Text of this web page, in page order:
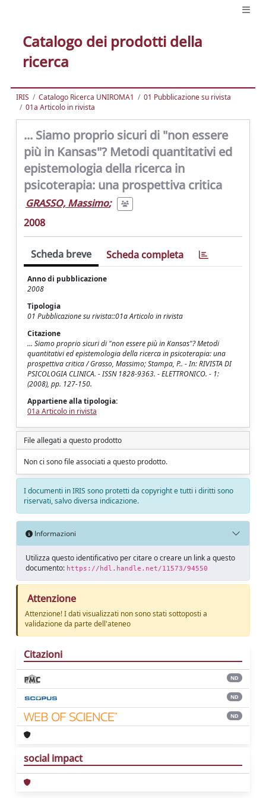
Catalogo dei prodotti della
ricerca
IRIS Catalogo Ricerca UNIROMA1
01 Pubblicazione su rivista
01a Articolo in rivista
... Siamo proprio sicuri di "non essere
più in Kansas"? Metodi quantitativi ed
epistemologia della ricerca in
psicoterapia: una prospettiva critica
GRASSO, Massimo;
2008
Scheda breve Scheda completa
Anno di pubblicazione
2008
Tipologia
01 Pubblicazione su rivista::01a Articolo in rivista
Citazione
... Siamo proprio sicuri di "non essere più in Kansas"? Metodi
quantitativi ed epistemologia della ricerca in psicoterapia: una
prospettiva critica / Grasso, Massimo; Stampa, P.. - In: RIVISTA DI
PSICOLOGIA CLINICA. - ISSN 1828-9363. - ELETTRONICO. - 1:
(2008), pp. 127-150.
Appartiene alla tipologia:
01a Articolo in rivista
File allegati a questo prodotto
Non ci sono file associati a questo prodotto.
I documenti in IRIS sono protetti da copyright e tutti i diritti sono
riservati, salvo diversa indicazione.
Informazioni
Utilizza questo identificativo per citare o creare un link a questo
documento: https://hdl.handle.net/11573/94550
Attenzione
Attenzione! I dati visualizzati non sono stati sottoposti a
validazione da parte dell'ateneo
Citazioni
ND
ND
ND
social impact